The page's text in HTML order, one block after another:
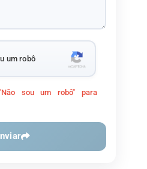
um robô
sou um robô" para